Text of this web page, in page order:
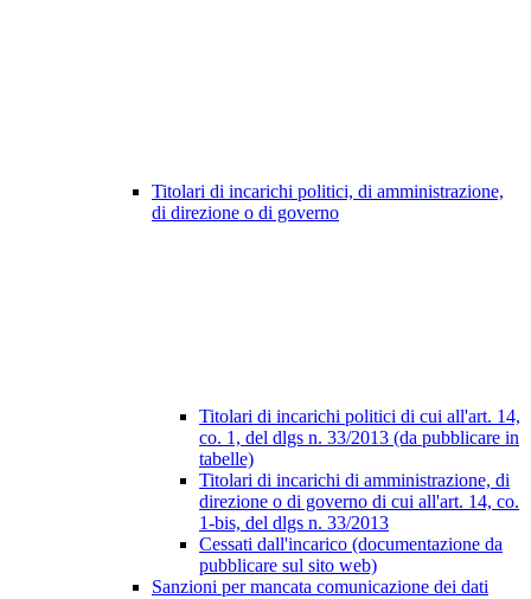
Titolari di incarichi politici, di amministrazione,
di direzione o di governo
Titolari di incarichi politici di cui all'art. 14,
co. 1, del dlgs n. 33/2013 (da pubblicare in
tabelle)
Titolari di incarichi di amministrazione, di
direzione o di governo di cui all'art. 14, co.
1-bis, del dlgs n. 33/2013
Cessati dall'incarico (documentazione da
pubblicare sul sito web)
Sanzioni per mancata comunicazione dei dati